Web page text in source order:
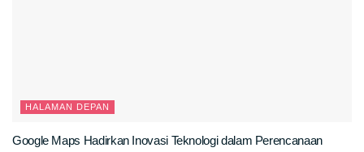
HALAMAN DEPAN
Google Maps Hadirkan Inovasi Teknologi dalam Perencanaan